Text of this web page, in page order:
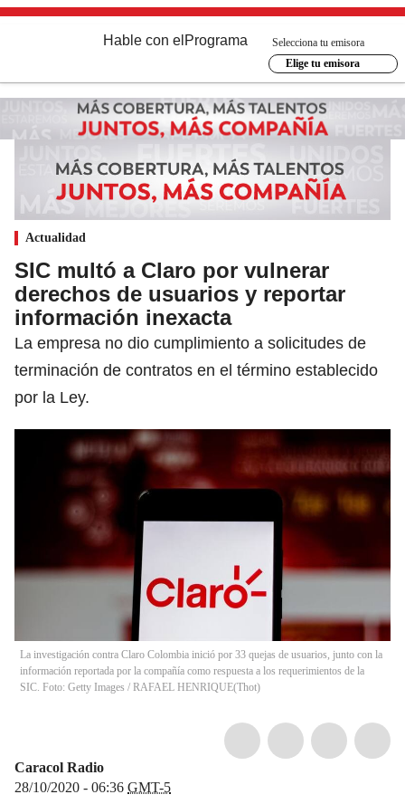
Hable con el Programa
Selecciona tu emisora
Elige tu emisora
Actualidad
SIC multó a Claro por vulnerar
derechos de usuarios y reportar
información inexacta
La empresa no dio cumplimiento a solicitudes de
terminación de contratos en el término establecido
por la Ley.
La investigación contra Claro Colombia inició por 33 quejas de usuarios, junto con la
información reportada por la compañía como respuesta a los requerimientos de la
SIC. Foto: Getty Images / RAFAEL HENRIQUE(Thot)
Caracol Radio
28/10/2020 - 06:36 GMT-5